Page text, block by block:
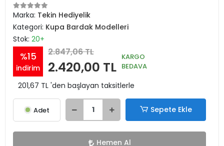
Marka: Tekin Hediyelik
Kategori: Kupa Bardak Modelleri
Stok: 20+
%15
indirim
2.847,06 TL
2.420,00 TL
KARGO
BEDAVA
201,67 TL 'den başlayan taksitlerle
Adet Sepete Ekle
Hemen Al